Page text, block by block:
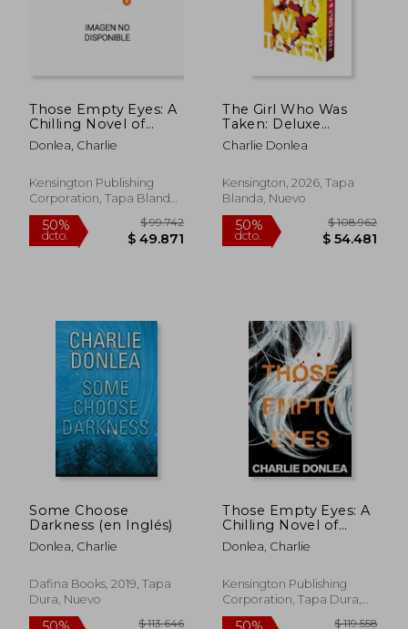
50%
dcto.
50%
dcto.
$ 123.231
$ 61.616
50%
dcto.
Those Empty Eyes: A
Chilling Novel of
Suspense with a
Shocking Twist (en
Donlea, Charlie
Kensington Publishing
Corporation, Tapa Blanda,
Nuevo
The Girl Who Was
Taken: Deluxe
Stenciled Edges: A
Gripping
(en Inglés)
Charlie Donlea
Kensington, 2026, Tapa
Blanda, Nuevo
Some Choose
Darkness (en Inglés)
Donlea, Charlie
Dafina Books, 2019, Tapa
Dura, Nuevo
Those Empty Eyes: A
Chilling Novel of
Suspense With a
Shocking Twist (en
Donlea, Charlie
Kensington Publishing
Corporation, Tapa Dura,
Nuevo